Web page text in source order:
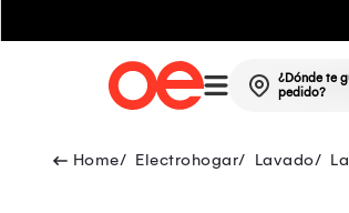
¿Dónde te
pedido?
Electrohogar Lavado